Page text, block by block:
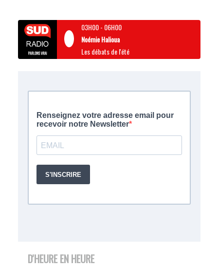
03H00- 06H00
Noémie Halioua
Les débats de l'été
D'HEURE EN HEURE